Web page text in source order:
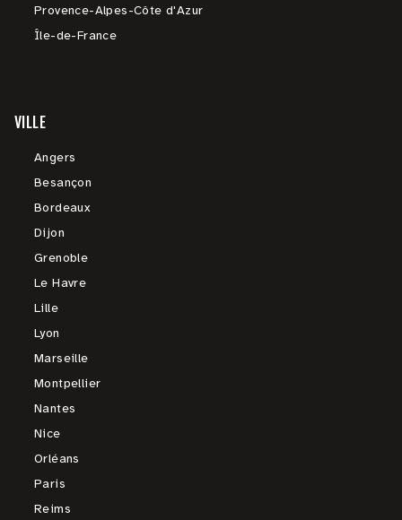
Provence-Alpes-Côte d'Azur
Île-de-France
VILLE
Angers
Besançon
Bordeaux
Dijon
Grenoble
Le Havre
Lille
Lyon
Marseille
Montpellier
Nantes
Nice
Orléans
Paris
Reims